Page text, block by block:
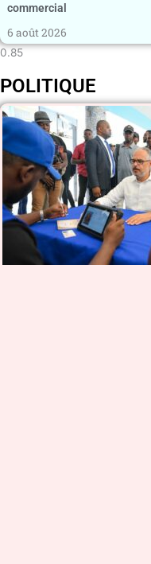
commercial
6 août 2026
POLITIQUE